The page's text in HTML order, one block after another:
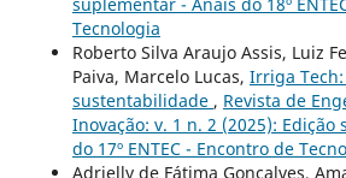
Tecnologia
Roberto Silva Araujo Assis, Luiz
Paiva, Marcelo Lucas, Irriga
sustentabilidade , Revista de
Inovação: v. 1 n. 2 (2025):
do 17º ENTEC - Encontro de
Adrielly de Fátima Gonçalves,